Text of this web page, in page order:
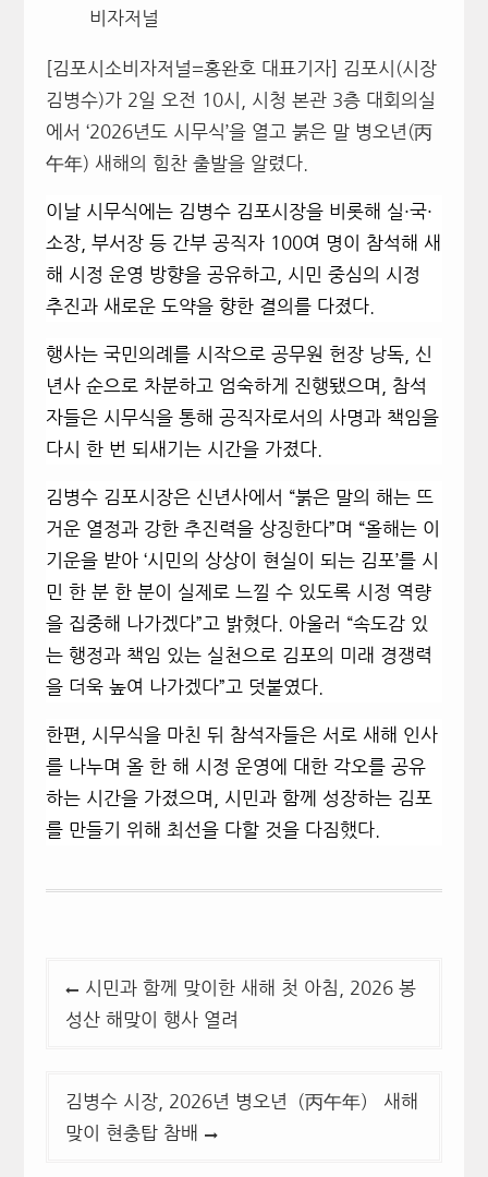
비자저널
[김포시소비자저널=홍완호 대표기자] 김포시(시장
김병수)가 2일 오전 10시, 시청 본관 3층 대회의실
에서 ‘2026년도 시무식’을 열고 붉은 말 병오년(丙
午年) 새해의 힘찬 출발을 알렸다.
이날 시무식에는 김병수 김포시장을 비롯해 실·국·
소장, 부서장 등 간부 공직자 100여 명이 참석해 새
해 시정 운영 방향을 공유하고, 시민 중심의 시정
추진과 새로운 도약을 향한 결의를 다졌다.
행사는 국민의례를 시작으로 공무원 헌장 낭독, 신
년사 순으로 차분하고 엄숙하게 진행됐으며, 참석
자들은 시무식을 통해 공직자로서의 사명과 책임을
다시 한 번 되새기는 시간을 가졌다.
김병수 김포시장은 신년사에서 “붉은 말의 해는 뜨
거운 열정과 강한 추진력을 상징한다”며 “올해는 이
기운을 받아 ‘시민의 상상이 현실이 되는 김포’를 시
민 한 분 한 분이 실제로 느낄 수 있도록 시정 역량
을 집중해 나가겠다”고 밝혔다. 아울러 “속도감 있
는 행정과 책임 있는 실천으로 김포의 미래 경쟁력
을 더욱 높여 나가겠다”고 덧붙였다.
한편, 시무식을 마친 뒤 참석자들은 서로 새해 인사
를 나누며 올 한 해 시정 운영에 대한 각오를 공유
하는 시간을 가졌으며, 시민과 함께 성장하는 김포
를 만들기 위해 최선을 다할 것을 다짐했다.
시민과 함께 맞이한 새해 첫 아침, 2026 봉
성산 해맞이 행사 열려
김병수 시장, 2026년 병오년（丙午年） 새해
맞이 현충탑 참배